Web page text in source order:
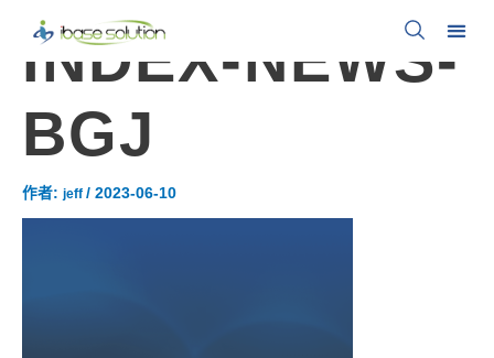
INDEX-NEWS-
BGJ
作者: jeff / 2023-06-10